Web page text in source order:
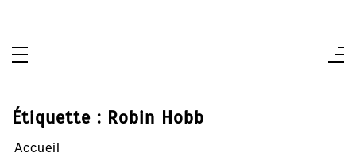
Étiquette : Robin Hobb
Accueil